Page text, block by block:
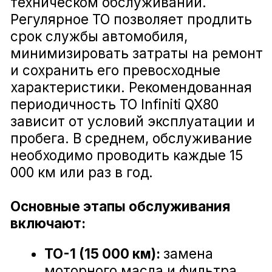
Замена стоек стабилизатора Infiniti QX80
Замена втулок стабилизатора Infiniti QX80
Замена амортизатора подвески Infiniti QX80
Замена жидкости ГУР Infiniti QX80
топлива.
Снижает риск появления
неисправностей.
Гарантирует безопасность на
дороге.
Запишитесь на ТО Infiniti QX80 в
Воронеже
Доверьте обслуживание своего
автомобиля профессионалам, чтобы
наслаждаться каждым километром
пути. Официальное ТО Infiniti QX80 —
это уверенность в надежной работе
вашего автомобиля и удовольствие
от вождения. С Infiniti QX80 вы готовы